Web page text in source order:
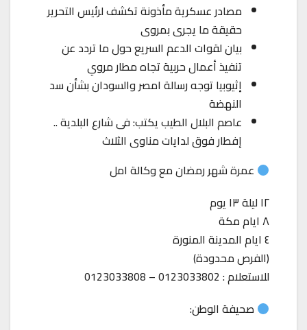
مصادر عسكرية مأذونة تكشف لرئيس التحرير
حقيقة ما يجرى بمروى
بيان لقوات الدعم السريع حول ما تردد عن
تنفيذ أعمال حربية تجاه مطار مروي
إثيوبيا توجه رسالة امصر والسودان بشأن سد
النهضة
عاصم البلال الطيب يكتب: فى شارع البلدية ..
إفطار فوق لدايات مناوى الثلاث
عمرة شهر رمضان مع وكالة امل
١٢ ليلة ١٣ يوم
٨ ايام مكة
٤ ايام المدينة المنورة
(الفرص محدودة)
للاستعلام : 0123033802 – 0123033808
صحيفة الوطن: